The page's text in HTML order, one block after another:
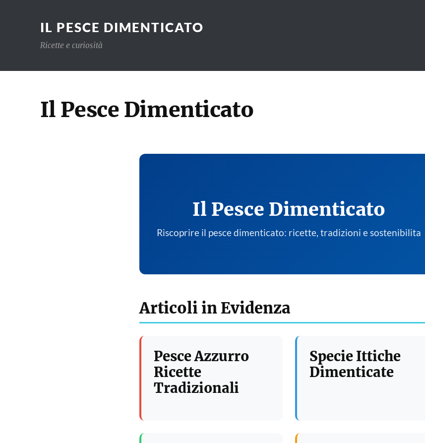
IL PESCE DIMENTICATO
Ricette e curiosità
Il Pesce Dimenticato
Il Pesce Dimenticato
Riscoprire il pesce dimenticato: ricette, tradizioni e sostenibilita
Articoli in Evidenza
Pesce Azzurro
Ricette
Tradizionali
Specie Ittiche
Dimenticate